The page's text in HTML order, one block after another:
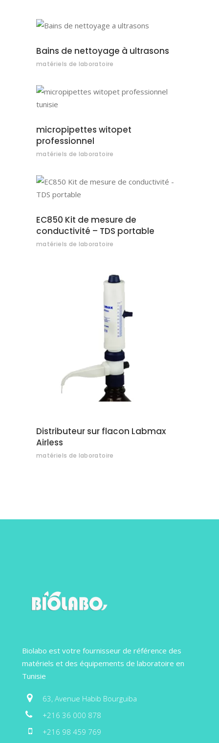
Bains de nettoyage à ultrasons
matériels de laboratoire
micropipettes witopet
professionnel
matériels de laboratoire
EC850 Kit de mesure de
conductivité – TDS portable
matériels de laboratoire
AJOUTER AU DEVIS
Distributeur sur flacon Labmax
Airless
matériels de laboratoire
Biolabo est votre fournisseur de référence des
matériels et des équipements de laboratoire en
Tunisie
63, Avenue Habib Bourguiba
+216 36 000 878
+216 98 459 769